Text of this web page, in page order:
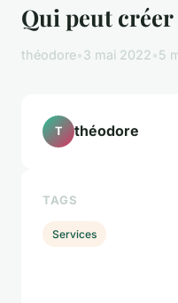
Qui peut
théodore•3 mai 2022•5
T théodore
TAGS
Services